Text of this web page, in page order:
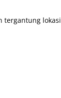
tergantung